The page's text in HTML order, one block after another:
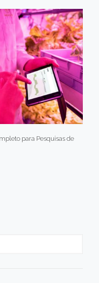
para Pesquisas de